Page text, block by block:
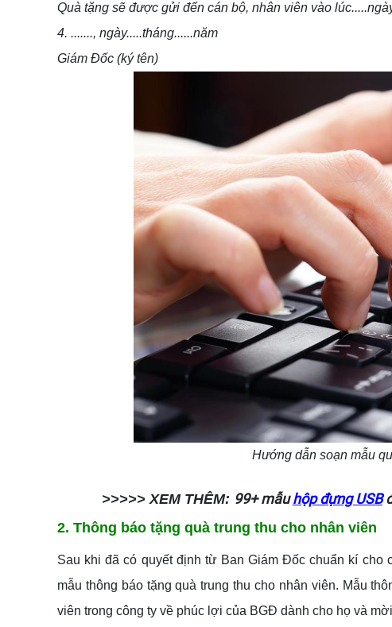
Quà tặng sẽ được gửi đến cán bộ, nhân viên vào
4. ......., ngày.....tháng......năm
Giám Đốc (ký tên)
Hướng dẫn soạn mẫu
>>>>> XEM THÊM: 99+ mẫuhộp đựng USB
2. Thông báo tặng quà trung thu cho nhân viên
Sau khi đã có quyết định từ Ban Giám Đốc chuẩn kí
mẫu thông báo tặng quà trung thu cho nhân viên. Mẫu
viên trong công ty về phúc lợi của BGĐ dành cho họ và